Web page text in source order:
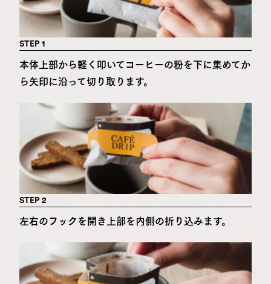
STEP 1
本体上部から軽く叩いてコーヒーの粉を下に集めてか
ら矢印に沿って切り取ります。
STEP 2
左右のフックを開き上部を内側の折り込みます。